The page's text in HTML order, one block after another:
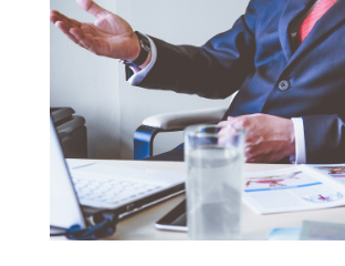
pas. Ne laissez pas
et le stress s'installer.
Vous méritez de vivre
pleine de sens et de
N'attendez pas que les
opportunités